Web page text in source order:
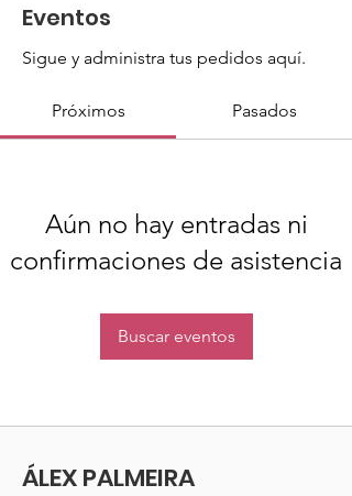
Eventos
Sigue y administra tus pedidos aquí.
Próximos Pasados
Aún no hay entradas ni
confirmaciones de asistencia
Buscar eventos
ÁLEX PALMEIRA